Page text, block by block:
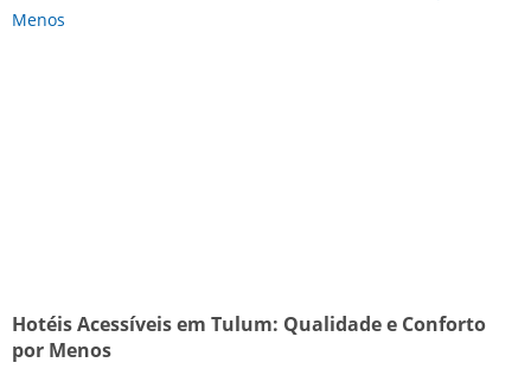
Hotéis Acessíveis em Tulum: Qualidade e Conforto
por Menos